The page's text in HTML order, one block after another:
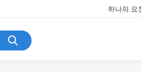
하나의 요
